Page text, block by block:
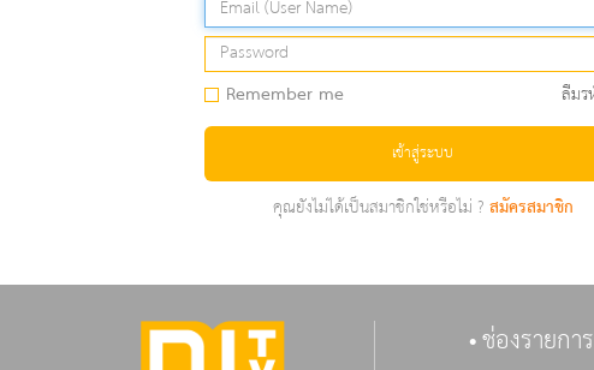
Remember me ลืมร
เข้าสู่ระบบ
คุณยังไม่ได้เป็นสมาชิกใช่หรือไม่ ?สมัครสมาชิก
ช่องรายการ